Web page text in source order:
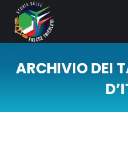
ARCHIVIO DEI